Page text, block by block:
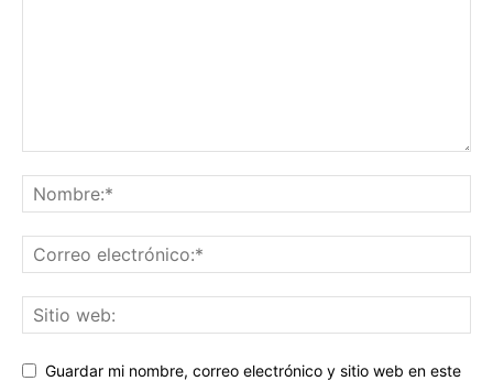
Guardar mi nombre, correo electrónico y sitio web en este